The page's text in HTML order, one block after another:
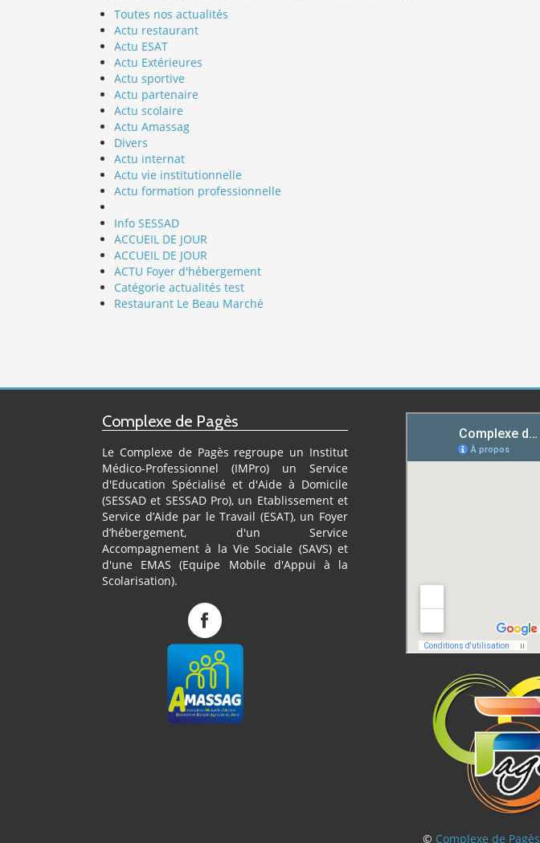
Toutes nos actualités
Actu restaurant
Actu ESAT
Actu Extérieures
Actu sportive
Actu partenaire
Actu scolaire
Actu Amassag
Divers
Actu internat
Actu vie institutionnelle
Actu formation professionnelle
Info SESSAD
ACCUEIL DE JOUR
ACCUEIL DE JOUR
ACTU Foyer d'hébergement
Catégorie actualités test
Restaurant Le Beau Marché
Complexe de Pagès
Le Complexe de Pagès regroupe un Institut
Médico-Professionnel (IMPro) un Service
d'Education Spécialisé et d'Aide à Domicile
(SESSAD et SESSAD Pro), un Etablissement et
Service d’Aide par le Travail (ESAT), un Foyer
d’hébergement, d'un Service
Accompagnement à la Vie Sociale (SAVS) et
d'une EMAS (Equipe Mobile d'Appui à la
Scolarisation).
Complexe
Pagès
sur
© Complexe de Pagès